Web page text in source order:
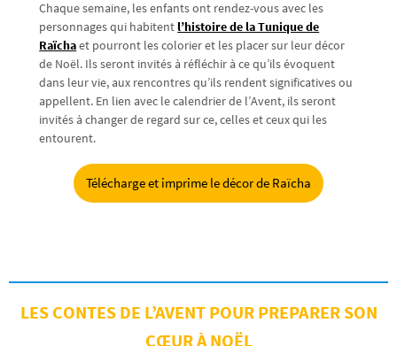
Chaque semaine, les enfants ont rendez-vous avec les
personnages qui habitentl’histoire de la Tunique de
Raïchaet pourront les colorier et les placer sur leur décor
de Noël. Ils seront invités à réfléchir à ce qu’ils évoquent
dans leur vie, aux rencontres qu’ils rendent significatives ou
appellent. En lien avec le calendrier de l’Avent, ils seront
invités à changer de regard sur ce, celles et ceux qui les
entourent.
Télécharge et imprime le décor de Raïcha
LES CONTES DE L’AVENT POUR PREPARER SON
CŒUR À NOËL